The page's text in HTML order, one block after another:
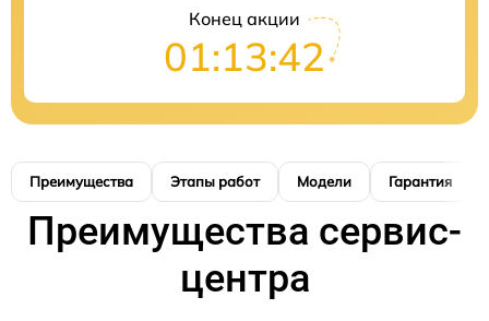
Конец акции
01:13:41
Преимущества Этапы работ Модели Гарантия
Преимущества сервис-
центра